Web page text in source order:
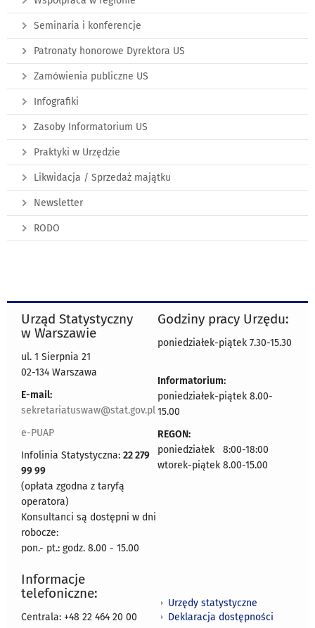
Seminaria i konferencje
Patronaty honorowe Dyrektora US
Zamówienia publiczne US
Infografiki
Zasoby Informatorium US
Praktyki w Urzędzie
Likwidacja / Sprzedaż majątku
Newsletter
RODO
Urząd Statystyczny
w Warszawie
ul. 1 Sierpnia 21
02-134 Warszawa
E-mail:
sekretariatuswaw@stat.gov.pl
e-PUAP
Infolinia Statystyczna: 22 279
99 99
(opłata zgodna z taryfą
operatora)
Konsultanci są dostępni w dni
robocze:
pon.- pt.: godz. 8.00 - 15.00
Godziny pracy Urzędu:
poniedziałek-piątek 7.30-15.30
Informatorium:
poniedziałek-piątek 8.00-
15.00
REGON:
poniedziałek 8:00-18:00
wtorek-piątek 8.00-15.00
Informacje
telefoniczne:
Centrala: +48 22 464 20 00
Urzędy statystyczne
Deklaracja dostępności